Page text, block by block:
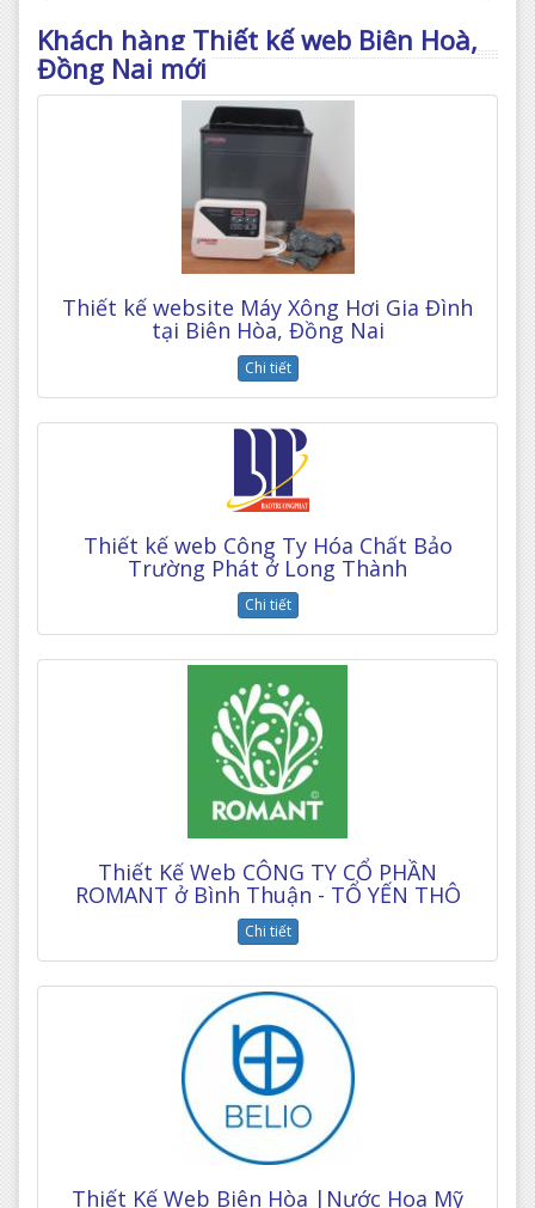
Khách hàng Thiết kế web Biên Hoà,
Đồng Nai mới
Thiết kế website Máy Xông Hơi Gia Đình
tại Biên Hòa, Đồng Nai
Chi tiết
Thiết kế web Công Ty Hóa Chất Bảo
Trường Phát ở Long Thành
Chi tiết
Thiết Kế Web CÔNG TY CỔ PHẦN
ROMANT ở Bình Thuận - TỔ YẾN THÔ
Chi tiết
Thiết Kế Web Biên Hòa |Nước Hoa Mỹ